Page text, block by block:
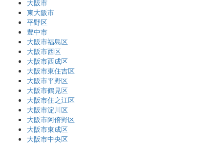
大阪市
東大阪市
平野区
豊中市
大阪市福島区
大阪市西区
大阪市西成区
大阪市東住吉区
大阪市平野区
大阪市鶴見区
大阪市住之江区
大阪市淀川区
大阪市阿倍野区
大阪市東成区
大阪市中央区